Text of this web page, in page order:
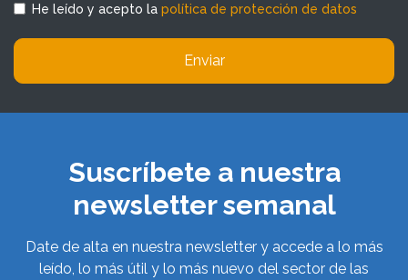
He leído y acepto la política de protección de datos
Enviar
Suscríbete a nuestra
newsletter semanal
Date de alta en nuestra newsletter y accede a lo más
leído, lo más útil y lo más nuevo del sector de las